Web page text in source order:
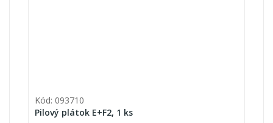
Kód: 093710
Pilový plátok E+F2, 1 ks